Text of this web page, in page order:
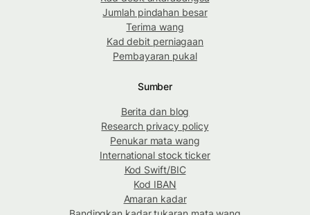
Jumlah pindahan besar
Terima wang
Kad debit perniagaan
Pembayaran pukal
Sumber
Berita dan blog
Research privacy policy
Penukar mata wang
International stock ticker
Kod Swift/BIC
Kod IBAN
Amaran kadar